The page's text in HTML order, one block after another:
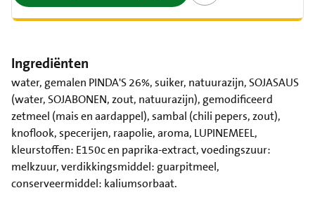
Ingrediënten
water, gemalen PINDA'S 26%, suiker, natuurazijn, SOJASAUS
(water, SOJABONEN, zout, natuurazijn), gemodificeerd
zetmeel (mais en aardappel), sambal (chili pepers, zout),
knoflook, specerijen, raapolie, aroma, LUPINEMEEL,
kleurstoffen: E150c en paprika-extract, voedingszuur:
melkzuur, verdikkingsmiddel: guarpitmeel,
conserveermiddel: kaliumsorbaat.